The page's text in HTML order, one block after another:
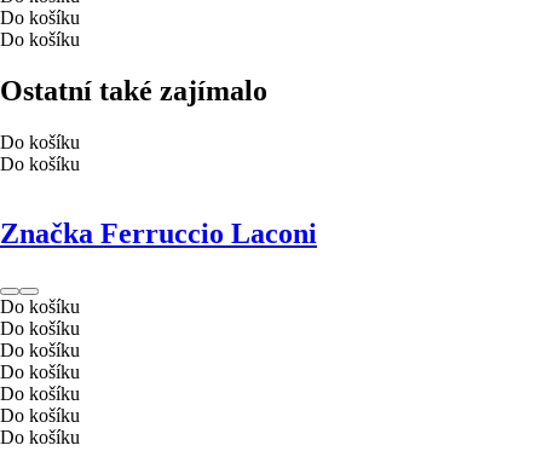
Do košíku
Do košíku
Ostatní také zajímalo
Do košíku
Do košíku
Značka Ferruccio Laconi
Do košíku
Do košíku
Do košíku
Do košíku
Do košíku
Do košíku
Do košíku